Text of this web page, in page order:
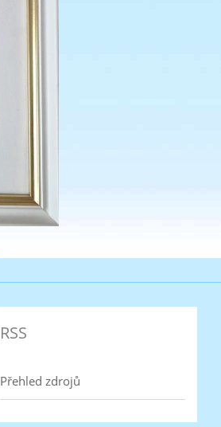
RSS
Přehled zdrojů